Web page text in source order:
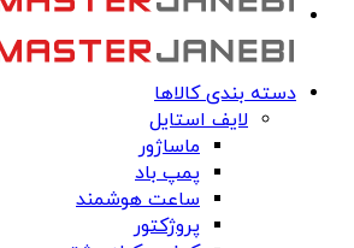
دسته بندی کالاها
لایف استایل
ماساژور
پمپ باد
ساعت هوشمند
پروژکتور